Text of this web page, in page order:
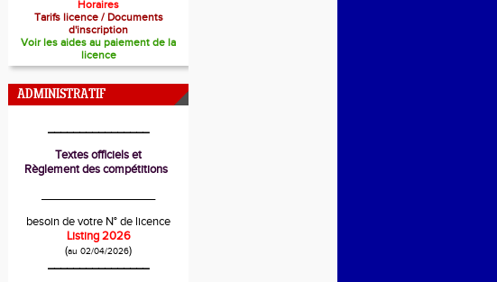
Horaires
Tarifs licence / Documents
d'inscription
Voir les aides au paiement de la
licence
ADMINISTRATIF
________________
Textes officiels et
Règlement des compétitions
besoin de votre N° de licence
Listing 2026
(au 02/04/2026)
________________